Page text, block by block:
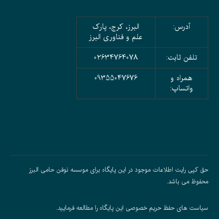
آدرس:
البرز، کرج، پارک
علم و فناوری البرز
تلفن ثابت:
02634764078
همراه و
واتساپ:
09355047676
حق کپی رایت اطلاعات موجود در این پایگاه برای موسسه نوفن حامی البرز
محفوظ می باشد.
سیاست های حفظ حریم خصوصی این پایگاه را مطالعه فرمایید.